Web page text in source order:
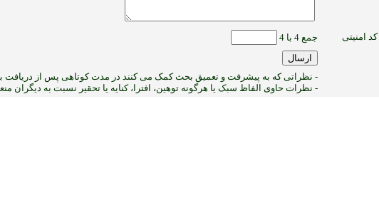
کد امنیتی جمع 4 با 4
- نظراتی که به پیشرفت و تعمیق بحث کمک می کنند در مدت کوتاهی پس از دریافت
- نظرات حاوی الفاظ سبک یا هرگونه توهین، افترا، کنایه یا تحقیر نسبت به دیگران